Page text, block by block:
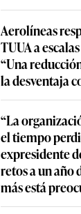
Aerolíneas
TUUA a
“Una
la desventaja
“La
el tiempo
expresidente
retos a un año
más está